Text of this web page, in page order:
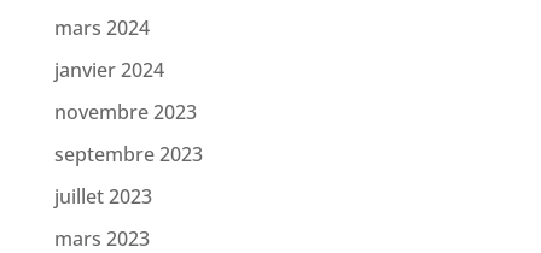
mars 2024
janvier 2024
novembre 2023
septembre 2023
juillet 2023
mars 2023